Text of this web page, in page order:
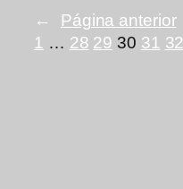
←
Página anterior
1 … 28 29 30 31 32